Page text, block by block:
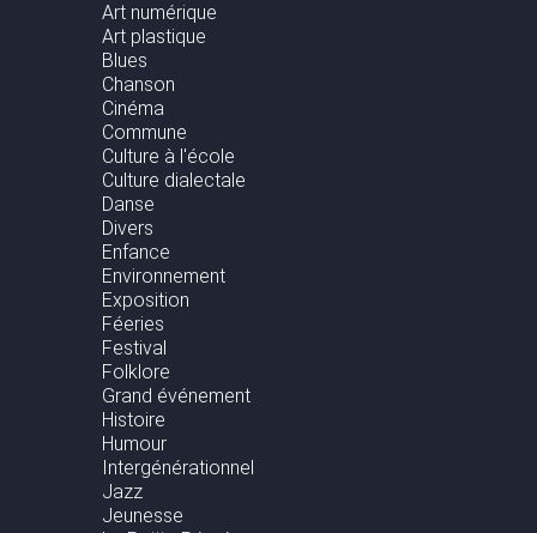
Art numérique
Art plastique
Blues
Chanson
Cinéma
Commune
Culture à l'école
Culture dialectale
Danse
Divers
Enfance
Environnement
Exposition
Féeries
Festival
Folklore
Grand événement
Histoire
Humour
Intergénérationnel
Jazz
Jeunesse